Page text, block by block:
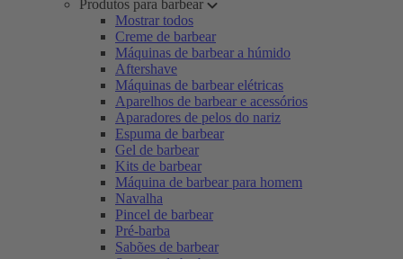
Produtos para barbear
Mostrar todos
Creme de barbear
Máquinas de barbear a húmido
Aftershave
Máquinas de barbear elétricas
Aparelhos de barbear e acessórios
Aparadores de pelos do nariz
Espuma de barbear
Gel de barbear
Kits de barbear
Máquina de barbear para homem
Navalha
Pincel de barbear
Pré-barba
Sabões de barbear